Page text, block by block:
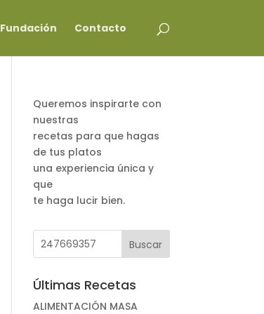
Fundación Contacto
Queremos inspirarte con
nuestras
recetas para que hagas
de tus platos
una experiencia única y
que
te haga lucir bien.
Últimas Recetas
ALIMENTACIÓN MASA